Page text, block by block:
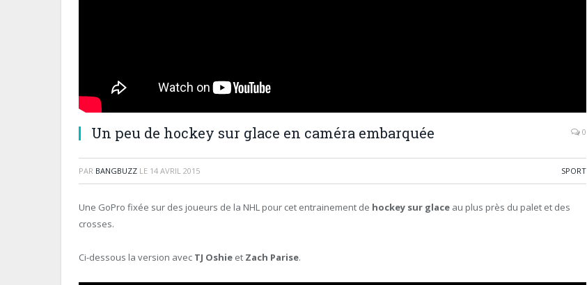
Un peu de hockey sur glace en caméra embarquée 0
PAR BANGBUZZ LE 14 AVRIL 2015 SPORT
Une GoPro fixée sur des joueurs de la NHL pour cet entrainement de hockey sur glace au plus près du palet et des
crosses.
Ci-dessous la version avec TJ Oshie et Zach Parise.